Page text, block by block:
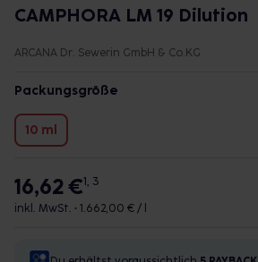
CAMPHORA LM 19 Dilution
ARCANA Dr. Sewerin GmbH & Co.KG
Packungsgröße
10 ml
16,62 €1, 3
inkl. MwSt. • 1.662,00 € / l